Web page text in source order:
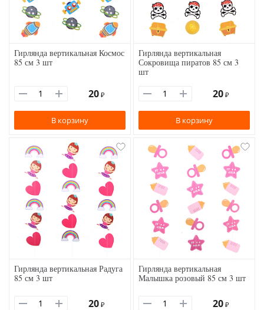
Гирлянда вертикальная Космос
85 см 3 шт
20 ₽
В корзину
Гирлянда вертикальная
Сокровища пиратов 85 см 3
шт
20 ₽
В корзину
Гирлянда вертикальная Радуга
85 см 3 шт
20 ₽
Гирлянда вертикальная
Малышка розовый 85 см 3 шт
20 ₽